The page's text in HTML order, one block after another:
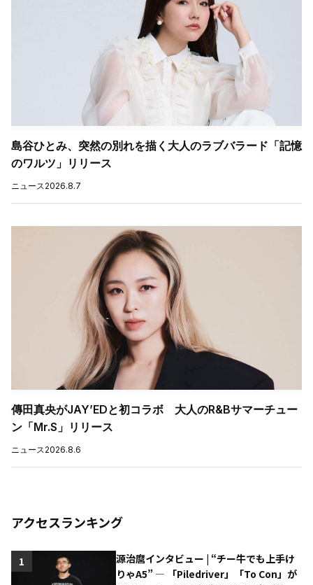
島谷ひとみ、突然の別れを描く大人のラブバラード「記憶
のワルツ」リリース
ニュース 2026.8.7
傳田真央がJAY’EDと初コラボ 大人のR&Bサマーチュー
ン「Mr.S」リリース
ニュース 2026.8.6
アクセスランキング
源治麿インタビュー | “チー牛でも上手け
りゃA5” ― 「Piledriver」「To Con」が
1